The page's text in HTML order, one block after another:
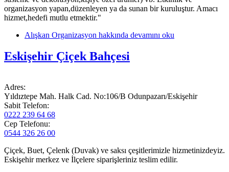
organizasyon yapan,düzenleyen ya da sunan bir kuruluştur. Amacı
hizmet,hedefi mutlu etmektir."
Alışkan Organizasyon hakkında devamını oku
Eskişehir Çiçek Bahçesi
Adres:
Yıldıztepe Mah. Halk Cad. No:106/B Odunpazarı/Eskişehir
Sabit Telefon:
0222 239 64 68
Cep Telefonu:
0544 326 26 00
Çiçek, Buet, Çelenk (Duvak) ve saksı çeşitlerimizle hizmetinizdeyiz.
Eskişehir merkez ve İlçelere siparişleriniz teslim edilir.